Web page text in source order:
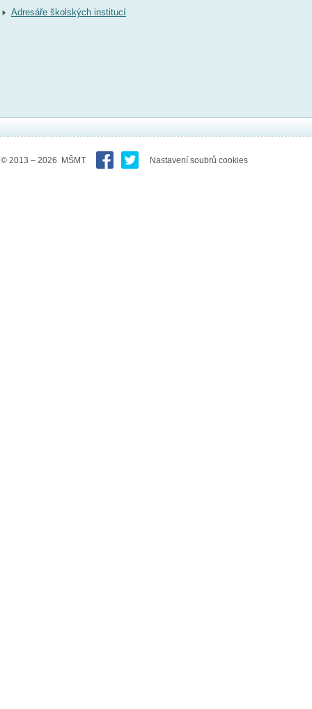
Adresáře školských institucí
© 2013 – 2026 MŠMT Nastavení soubrů cookies